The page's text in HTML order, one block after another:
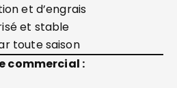
et d’engrais
et stable
toute saison
commercial :